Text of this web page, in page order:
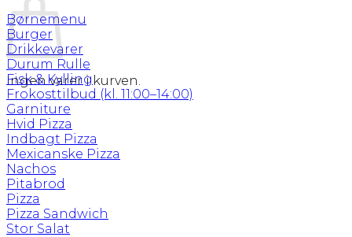
Ingen varer i kurven.
Børnemenu
Burger
Drikkevarer
Durum Rulle
Fisk & Kylling
Frokosttilbud (kl. 11:00–14:00)
Garniture
Hvid Pizza
Indbagt Pizza
Mexicanske Pizza
Nachos
Pitabrod
Pizza
Pizza Sandwich
Stor Salat